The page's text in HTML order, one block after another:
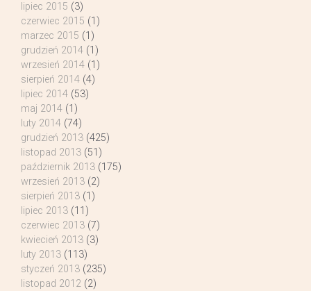
lipiec 2015 (3)
czerwiec 2015 (1)
marzec 2015 (1)
grudzień 2014 (1)
wrzesień 2014 (1)
sierpień 2014 (4)
lipiec 2014 (53)
maj 2014 (1)
luty 2014 (74)
grudzień 2013 (425)
listopad 2013 (51)
październik 2013 (175)
wrzesień 2013 (2)
sierpień 2013 (1)
lipiec 2013 (11)
czerwiec 2013 (7)
kwiecień 2013 (3)
luty 2013 (113)
styczeń 2013 (235)
listopad 2012 (2)